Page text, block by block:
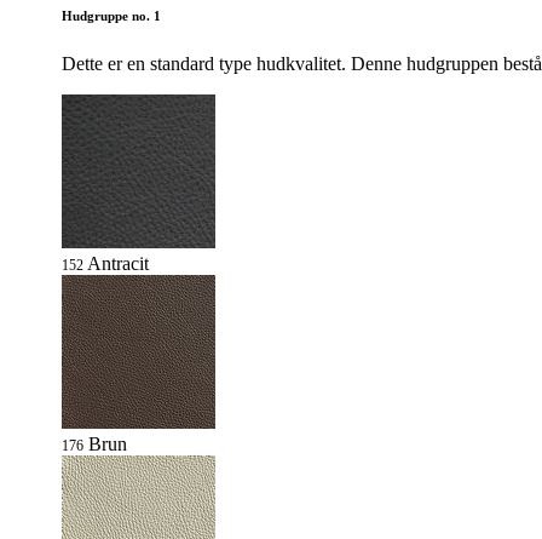
Hudgruppe no. 1
Dette er en standard type hudkvalitet. Denne hudgruppen
152 Antracit
176 Brun